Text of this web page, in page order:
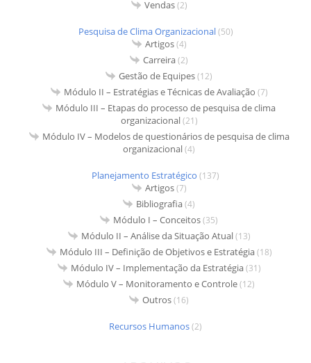
Vendas(2)
Pesquisa de Clima Organizacional(50)
Artigos(4)
Carreira(2)
Gestão de Equipes(12)
Módulo II – Estratégias e Técnicas de Avaliação (7)
Módulo III – Etapas do processo de pesquisa de clima
organizacional(21)
Módulo IV – Modelos de questionários de pesquisa de clima
organizacional(4)
Planejamento Estratégico (137)
Artigos(7)
Bibliografia(4)
Módulo I – Conceitos(35)
Módulo II – Análise da Situação Atual(13)
Módulo III – Definição de Objetivos e Estratégia(18)
Módulo IV – Implementação da Estratégia(31)
Módulo V – Monitoramento e Controle(12)
Outros(16)
Recursos Humanos(2)